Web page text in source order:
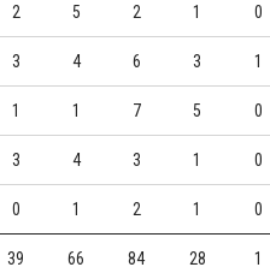
2 5 2 1 0
3 4 6 3 1
1 1 7 5 0
3 4 3 1 0
0 1 2 1 0
39 66 84 28 1